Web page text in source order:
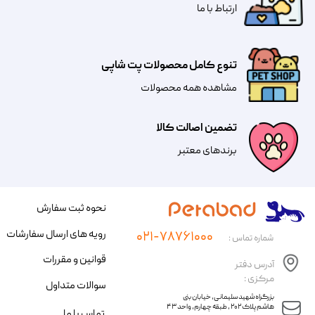
تضمین اصالت کالا
​​برندهای معتبر​​​​​​​
تنوع کامل محصولات پت شاپی
مشاهده همه محصولات
​​​ارتباط با ما
آدرس دفتر
مرکزی :
​​بزرگراه شهید سلیمانی، خیابان بنی
هاشم پلاک ۲۰۲ ، طبقه چهارم، واحد ۴۳
شماره تماس : ۰۲۱-۷۸۷۶۱۰۰۰
نحوه ثبت سفارش
رویه های ارسال سفارشات
قوانین و مقررات
سوالات متداول